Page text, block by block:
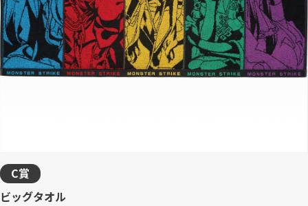
C賞
ビッグタオル